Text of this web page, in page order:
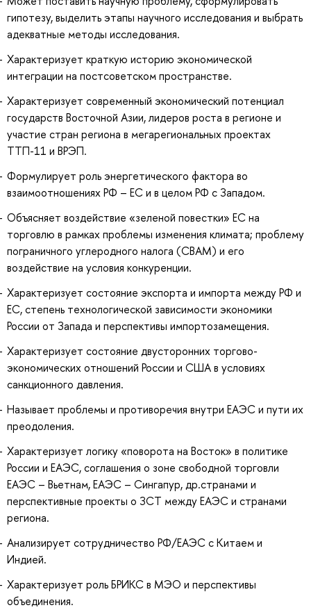
гипотезу, выделить этапы научного исследования и выбрать
адекватные методы исследования.
Характеризует краткую историю экономической
интеграции на постсоветском пространстве.
Характеризует современный экономический потенциал
государств Восточной Азии, лидеров роста в регионе и
участие стран региона в мегарегиональных проектах
ТТП-11 и ВРЭП.
Формулирует роль энергетического фактора во
взаимоотношениях РФ – ЕС и в целом РФ с Западом.
Объясняет воздействие «зеленой повестки» ЕС на
торговлю в рамках проблемы изменения климата; проблему
пограничного углеродного налога (СВАМ) и его
воздействие на условия конкуренции.
Характеризует состояние экспорта и импорта между РФ и
ЕС, степень технологической зависимости экономики
России от Запада и перспективы импортозамещения.
Характеризует состояние двусторонних торгово-
экономических отношений России и США в условиях
санкционного давления.
Называет проблемы и противоречия внутри ЕАЭС и пути их
преодоления.
Характеризует логику «поворота на Восток» в политике
России и ЕАЭС, соглашения о зоне свободной торговли
ЕАЭС – Вьетнам, ЕАЭС – Сингапур, др.странами и
перспективные проекты о ЗСТ между ЕАЭС и странами
региона.
Анализирует сотрудничество РФ/ЕАЭС с Китаем и
Индией.
Характеризует роль БРИКС в МЭО и перспективы
объединения.